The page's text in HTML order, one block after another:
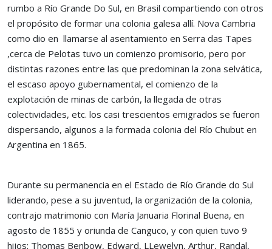
rumbo a Río Grande Do Sul, en Brasil compartiendo con otros
el propósito de formar una colonia galesa allí. Nova Cambria
como dio en llamarse al asentamiento en Serra das Tapes
,cerca de Pelotas tuvo un comienzo promisorio, pero por
distintas razones entre las que predominan la zona selvática,
el escaso apoyo gubernamental, el comienzo de la
explotación de minas de carbón, la llegada de otras
colectividades, etc. los casi trescientos emigrados se fueron
dispersando, algunos a la formada colonia del Río Chubut en
Argentina en 1865.
Durante su permanencia en el Estado de Río Grande do Sul
liderando, pese a su juventud, la organización de la colonia,
contrajo matrimonio con María Januaria Florinal Buena, en
agosto de 1855 y oriunda de Canguco, y con quien tuvo 9
hijos: Thomas Benbow, Edward, LLewelyn, Arthur, Randal,